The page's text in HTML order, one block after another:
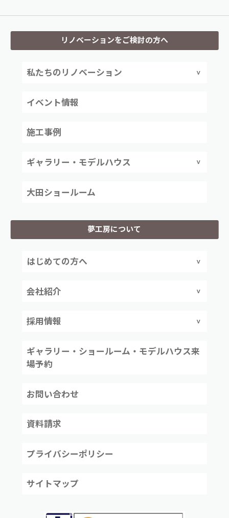
リノベーションをご検討の方へ
私たちのリノベーション
イベント情報
施工事例
ギャラリー・モデルハウス
大田ショールーム
夢工房について
はじめての方へ
会社紹介
採用情報
ギャラリー・ショールーム・モデルハウス来
場予約
お問い合わせ
資料請求
プライバシーポリシー
サイトマップ